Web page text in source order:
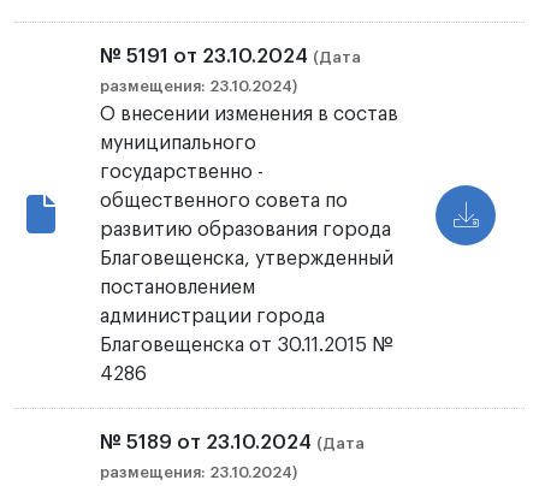
№ 5191 от 23.10.2024 (Дата
размещения: 23.10.2024)
О внесении изменения в состав
муниципального
государственно -
общественного совета по
развитию образования города
Благовещенска, утвержденный
постановлением
администрации города
Благовещенска от 30.11.2015 №
4286
№ 5189 от 23.10.2024 (Дата
размещения: 23.10.2024)